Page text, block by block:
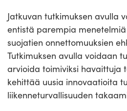
Jatkuvan tutkimuksen avulla
entistä parempia
suojatien onnettomuuksien
Tutkimuksen avulla voidaan
arvioida toimiviksi havaittuja
kehittää uusia innovaatioita
liikenneturvallisuuden